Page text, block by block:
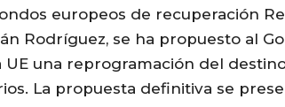
europeos de recuperación
Rodríguez, se ha propuesto al
UE una reprogramación del
La propuesta definitiva se